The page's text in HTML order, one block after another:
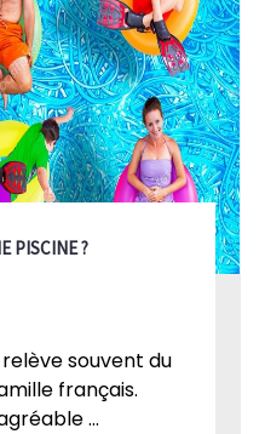
PISCINE ?
souvent du
français.
...